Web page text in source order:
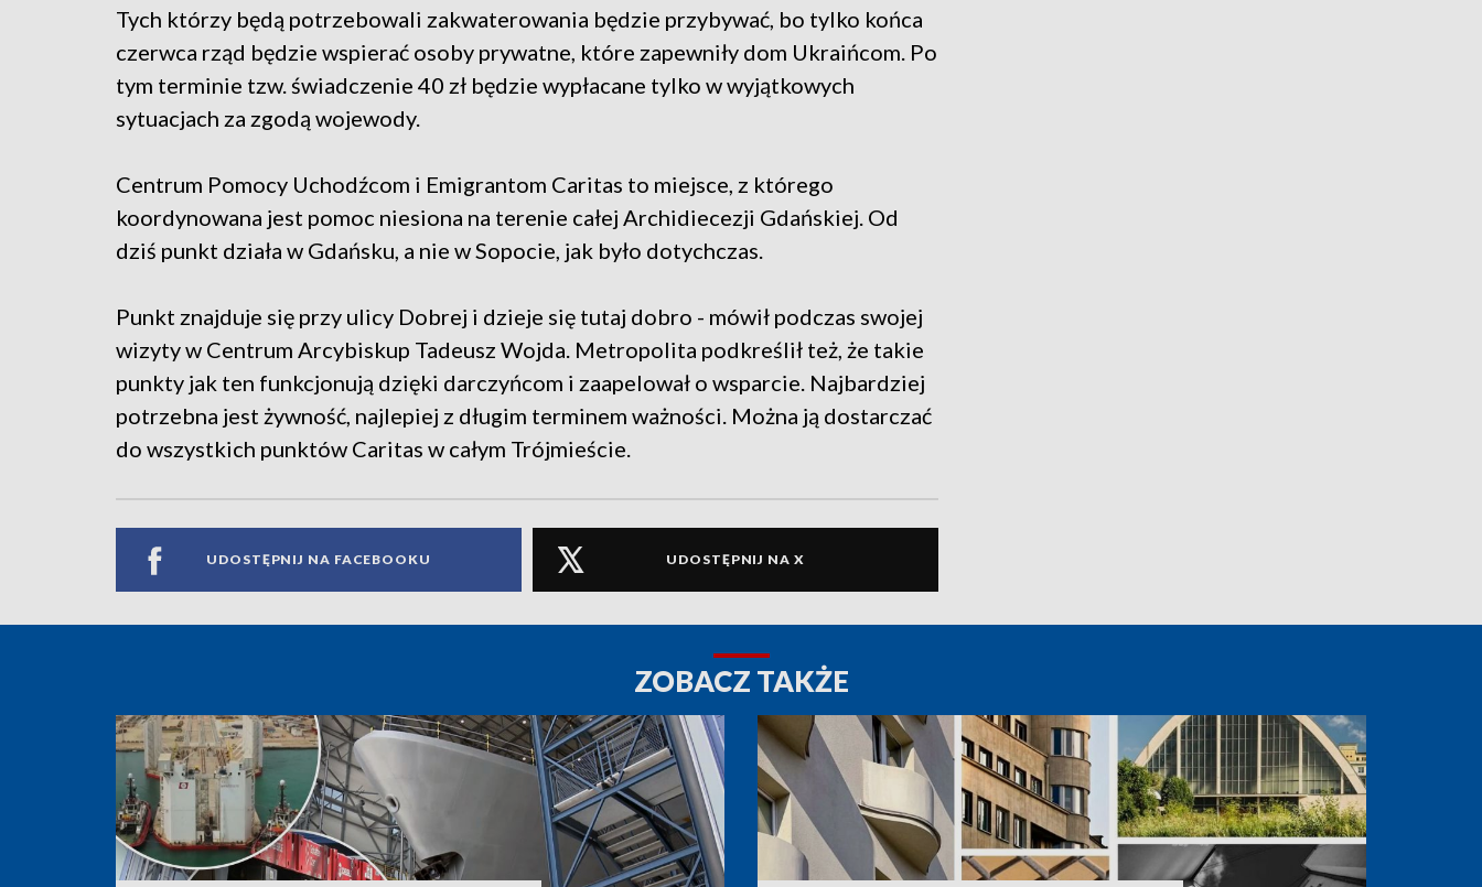
Tych którzy będą potrzebowali zakwaterowania będzie przybywać, bo tylko końca
czerwca rząd będzie wspierać osoby prywatne, które zapewniły dom Ukraińcom. Po
tym terminie tzw. świadczenie 40 zł będzie wypłacane tylko w wyjątkowych
sytuacjach za zgodą wojewody.
Centrum Pomocy Uchodźcom i Emigrantom Caritas to miejsce, z którego
koordynowana jest pomoc niesiona na terenie całej Archidiecezji Gdańskiej. Od
dziś punkt działa w Gdańsku, a nie w Sopocie, jak było dotychczas.
Punkt znajduje się przy ulicy Dobrej i dzieje się tutaj dobro - mówił podczas swojej
wizyty w Centrum Arcybiskup Tadeusz Wojda. Metropolita podkreślił też, że takie
punkty jak ten funkcjonują dzięki darczyńcom i zaapelował o wsparcie. Najbardziej
potrzebna jest żywność, najlepiej z długim terminem ważności. Można ją dostarczać
do wszystkich punktów Caritas w całym Trójmieście.
UDOSTĘPNIJ NA FACEBOOKU UDOSTĘPNIJ NA X
ZOBACZ TAKŻE